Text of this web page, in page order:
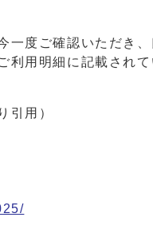
度ご確認いただき
用明細に記載され
引用）